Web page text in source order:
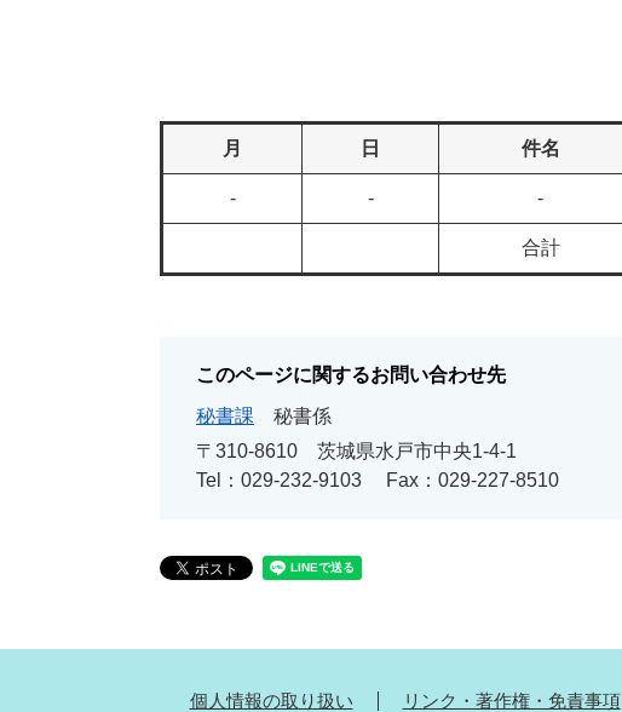
月 日 件名
- - -
合計
このページに関するお問い合わせ先
秘書課
秘書係
〒310-8610
茨城県水戸市中央1-4-1
Tel：029-232-9103
Fax：029-227-8510
個人情報の取り扱い リンク・著作権・免責事項